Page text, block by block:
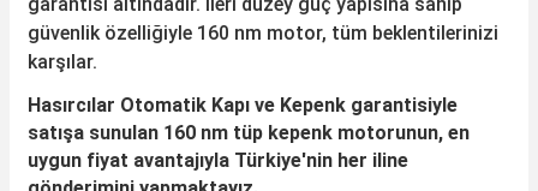
güvenlik özelliğiyle 160 nm motor, tüm beklentilerinizi
karşılar.
Hasırcılar Otomatik Kapı ve Kepenk garantisiyle
satışa sunulan 160 nm tüp kepenk motorunun, en
uygun fiyat avantajıyla Türkiye'nin her iline